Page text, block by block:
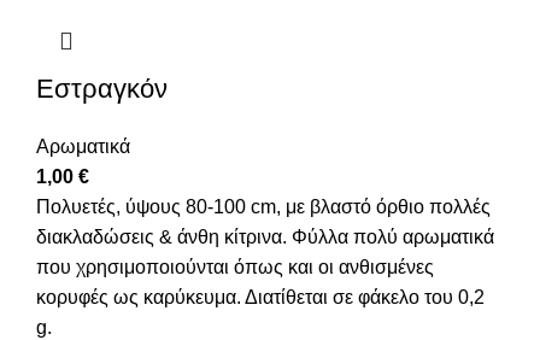
Εστραγκόν
Αρωματικά
1,00 €
Πολυετές, ύψους 80-100 cm, με βλαστό όρθιο πολλές
διακλαδώσεις & άνθη κίτρινα. Φύλλα πολύ αρωματικά
που χρησιμοποιούνται όπως και οι ανθισμένες
κορυφές ως καρύκευμα. Διατίθεται σε φάκελο του 0,2
g.